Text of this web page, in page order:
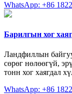
WhatsApp: +86
Барилгын хог
Ландфиллын
сөрөг нөлөөгүй,
тонн хог хаягдал
WhatsApp: +86